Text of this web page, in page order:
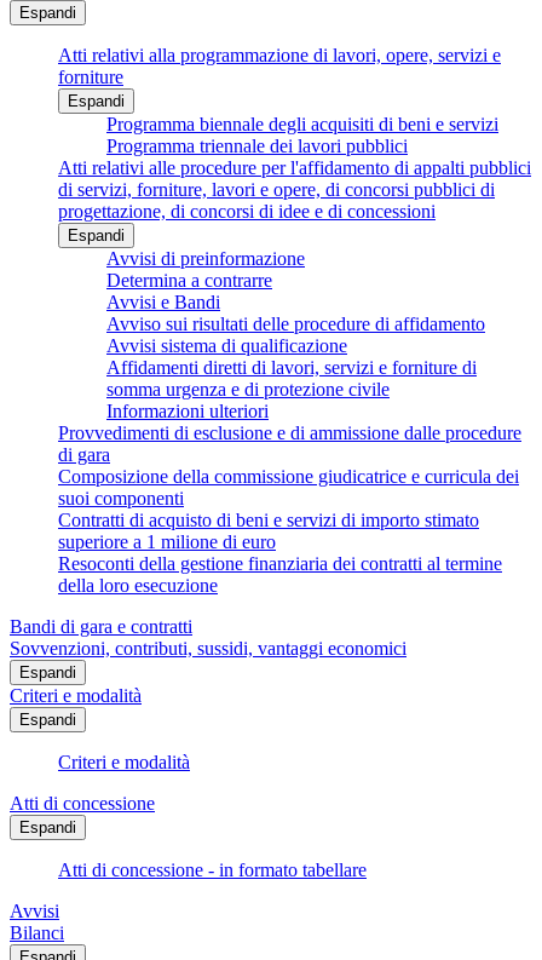
Espandi
Atti relativi alla programmazione di lavori, opere, servizi e
forniture
Espandi
Programma biennale degli acquisiti di beni e servizi
Programma triennale dei lavori pubblici
Atti relativi alle procedure per l'affidamento di appalti pubblici
di servizi, forniture, lavori e opere, di concorsi pubblici di
progettazione, di concorsi di idee e di concessioni
Espandi
Avvisi di preinformazione
Determina a contrarre
Avvisi e Bandi
Avviso sui risultati delle procedure di affidamento
Avvisi sistema di qualificazione
Affidamenti diretti di lavori, servizi e forniture di
somma urgenza e di protezione civile
Informazioni ulteriori
Provvedimenti di esclusione e di ammissione dalle procedure
di gara
Composizione della commissione giudicatrice e curricula dei
suoi componenti
Contratti di acquisto di beni e servizi di importo stimato
superiore a 1 milione di euro
Resoconti della gestione finanziaria dei contratti al termine
della loro esecuzione
Bandi di gara e contratti
Sovvenzioni, contributi, sussidi, vantaggi economici
Espandi
Criteri e modalità
Espandi
Criteri e modalità
Atti di concessione
Espandi
Atti di concessione - in formato tabellare
Avvisi
Bilanci